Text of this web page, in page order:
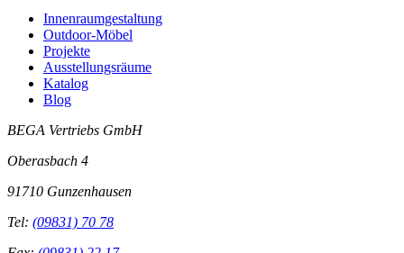
Innenraumgestaltung
Outdoor-Möbel
Projekte
Ausstellungsräume
Katalog
Blog
BEGA Vertriebs GmbH
Oberasbach 4
91710 Gunzenhausen
Tel: (09831) 70 78